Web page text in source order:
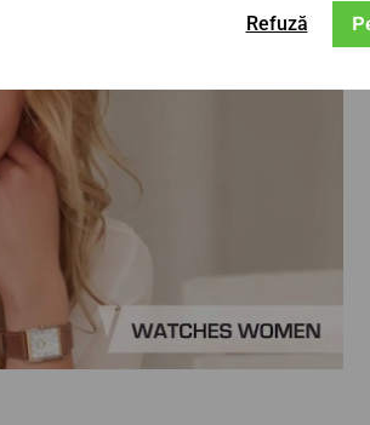
Refuză